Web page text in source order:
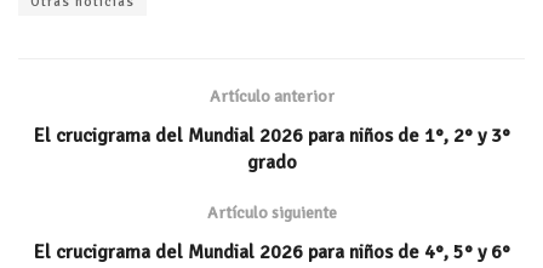
s
p
oo
ti
r
Artículo anterior
El crucigrama del Mundial 2026 para niños de 1°, 2° y 3°
grado
Artículo siguiente
El crucigrama del Mundial 2026 para niños de 4°, 5° y 6°